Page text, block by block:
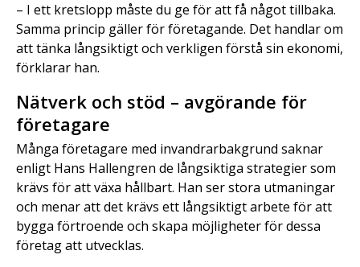
– I ett kretslopp måste du ge för att få något tillbaka.
Samma princip gäller för företagande. Det handlar om
att tänka långsiktigt och verkligen förstå sin ekonomi,
förklarar han.
Nätverk och stöd – avgörande för
företagare
Många företagare med invandrarbakgrund saknar
enligt Hans Hallengren de långsiktiga strategier som
krävs för att växa hållbart. Han ser stora utmaningar
och menar att det krävs ett långsiktigt arbete för att
bygga förtroende och skapa möjligheter för dessa
företag att utvecklas.